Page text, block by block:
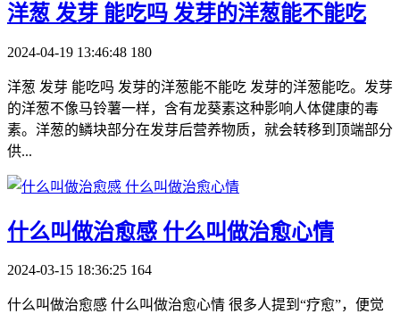
​洋葱 发芽 能吃吗 发芽的洋葱能不能吃
2024-04-19 13:46:48 180
洋葱 发芽 能吃吗 发芽的洋葱能不能吃 发芽的洋葱能吃。发芽
的洋葱不像马铃薯一样，含有龙葵素这种影响人体健康的毒
素。洋葱的鳞块部分在发芽后营养物质，就会转移到顶端部分
供...
​什么叫做治愈感 什么叫做治愈心情
2024-03-15 18:36:25 164
什么叫做治愈感 什么叫做治愈心情 很多人提到“疗愈”，便觉